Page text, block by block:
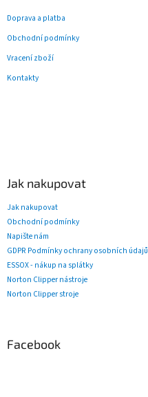
Doprava a platba
Obchodní podmínky
Vracení zboží
Kontakty
Jak nakupovat
Jak nakupovat
Obchodní podmínky
Napište nám
GDPR Podmínky ochrany osobních údajů
ESSOX - nákup na splátky
Norton Clipper nástroje
Norton Clipper stroje
Facebook